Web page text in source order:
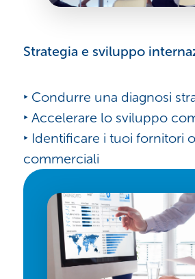
Strategia e sviluppo
‣ Condurre una diagnosi
‣ Accelerare lo sviluppo
‣ Identificare i tuoi fornitori
commerciali